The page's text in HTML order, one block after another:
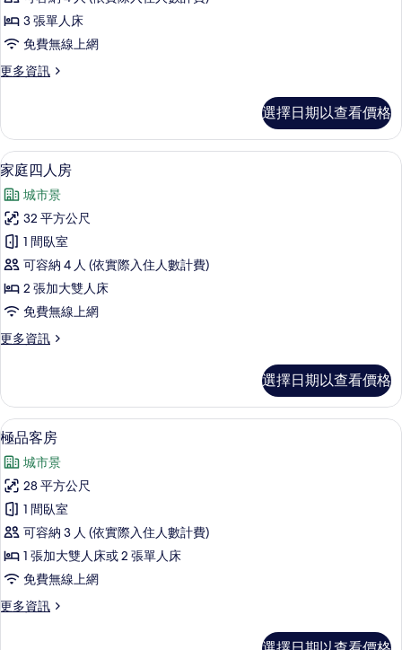
人
房
的
所
相
片
3 張單人床
免費無線上網
更多資訊
更
三
人
房
的
詳
情
選擇日期以查看價格
顯
示
家
庭
四
人
房
的
所
相
片
家庭四人房 | 低過敏寢具、羽絨被、
11
家庭四人房
城市景
32 平方公尺
1 間臥室
可容納 4 人 (依實際入住人數計費)
2 張加大雙人床
免費無線上網
更多資訊
更
四
人
房
詳
情
選擇日期以查看價格
顯
示
極
品
客
房
的
所
有
低過敏寢具、羽絨被、迷你吧、客房
9
極品客房
城市景
28 平方公尺
1 間臥室
可容納 3 人 (依實際入住人數計費)
1 張加大雙人床或 2 張單人床
免費無線上網
更多資訊
更